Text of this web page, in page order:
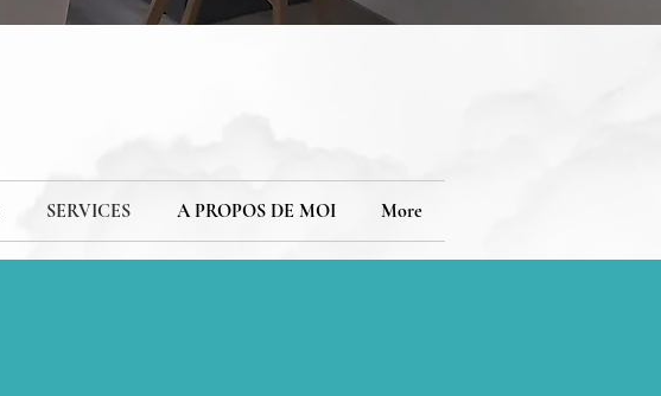
SERVICES A PROPOS DE MOI More